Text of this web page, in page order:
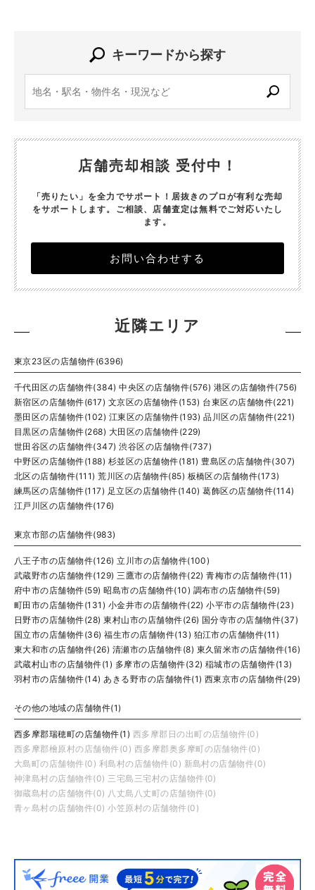
キーワードから探す
店舗売却相談 受付中！
「売りたい」を全力でサポート！居抜きのプロが有利な売却
をサポートします。 ご相談、店舗査定は無料でご対応いたし
ます。
お問い合わせする
近隣エリア
東京23区の店舗物件(6396)
千代田区の店舗物件(384) 中央区の店舗物件(576) 港区の店舗物件(756)
新宿区の店舗物件(617) 文京区の店舗物件(153) 台東区の店舗物件(221)
墨田区の店舗物件(102) 江東区の店舗物件(193) 品川区の店舗物件(221)
目黒区の店舗物件(268) 大田区の店舗物件(229)
世田谷区の店舗物件(347) 渋谷区の店舗物件(737)
中野区の店舗物件(188) 杉並区の店舗物件(181) 豊島区の店舗物件(307)
北区の店舗物件(111) 荒川区の店舗物件(85) 板橋区の店舗物件(173)
練馬区の店舗物件(117) 足立区の店舗物件(140) 葛飾区の店舗物件(114)
江戸川区の店舗物件(176)
東京市部の店舗物件(983)
八王子市の店舗物件(126) 立川市の店舗物件(100)
武蔵野市の店舗物件(129) 三鷹市の店舗物件(22) 青梅市の店舗物件(11)
府中市の店舗物件(59) 昭島市の店舗物件(10) 調布市の店舗物件(59)
町田市の店舗物件(131) 小金井市の店舗物件(22) 小平市の店舗物件(23)
日野市の店舗物件(28) 東村山市の店舗物件(26) 国分寺市の店舗物件(37)
国立市の店舗物件(36) 福生市の店舗物件(13) 狛江市の店舗物件(11)
東大和市の店舗物件(26) 清瀬市の店舗物件(8) 東久留米市の店舗物件(16)
武蔵村山市の店舗物件(1) 多摩市の店舗物件(32) 稲城市の店舗物件(13)
羽村市の店舗物件(14) あきる野市の店舗物件(1) 西東京市の店舗物件(29)
その他の地域の店舗物件(1)
西多摩郡瑞穂町の店舗物件(1) 西多摩郡日の出町の店舗物件(0)
西多摩郡檜原村の店舗物件(0) 西多摩郡奥多摩町の店舗物件(0)
大島町の店舗物件(0) 利島村の店舗物件(0) 新島村の店舗物件(0)
神津島村の店舗物件(0) 三宅島三宅村の店舗物件(0)
御蔵島村の店舗物件(0) 八丈島八丈町の店舗物件(0)
青ヶ島村の店舗物件(0) 小笠原村の店舗物件(0)